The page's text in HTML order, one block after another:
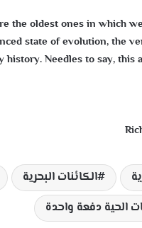
the oldest ones in which
state of evolution, the
Needles to say, this
الكائنات البحرية
الحية دفعة واحدة